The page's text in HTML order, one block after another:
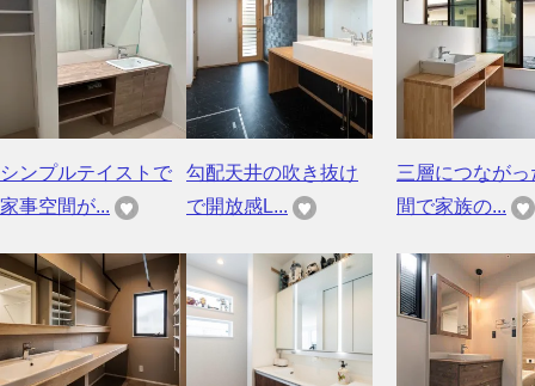
シンプルテイストで
家事空間が...
勾配天井の吹き抜け
で開放感L...
三層につながっ
間で家族の...